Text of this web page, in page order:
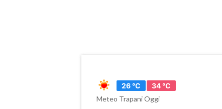
26 °C
34 °C
Meteo Trapani Oggi